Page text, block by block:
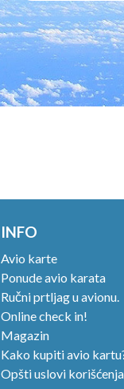
INFO
Avio karte
Ponude avio karata
Ručni prtljag u avionu.
Online check in!
Magazin
Kako kupiti avio
Opšti uslovi korišćenja